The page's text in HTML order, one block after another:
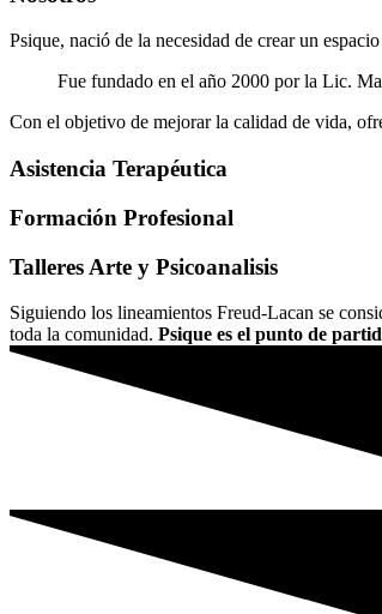
Psique, nació de la necesidad de crear un
Fue fundado en el año 2000 por la Lic.
Con el objetivo de mejorar la calidad de vida,
Asistencia Terapéutica
Formación Profesional
Talleres Arte y Psicoanalisis
Siguiendo los lineamientos Freud-Lacan se
toda la comunidad. Psique es el punto de